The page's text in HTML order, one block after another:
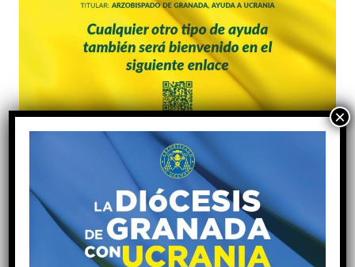
ENTRADA ANTERIOR